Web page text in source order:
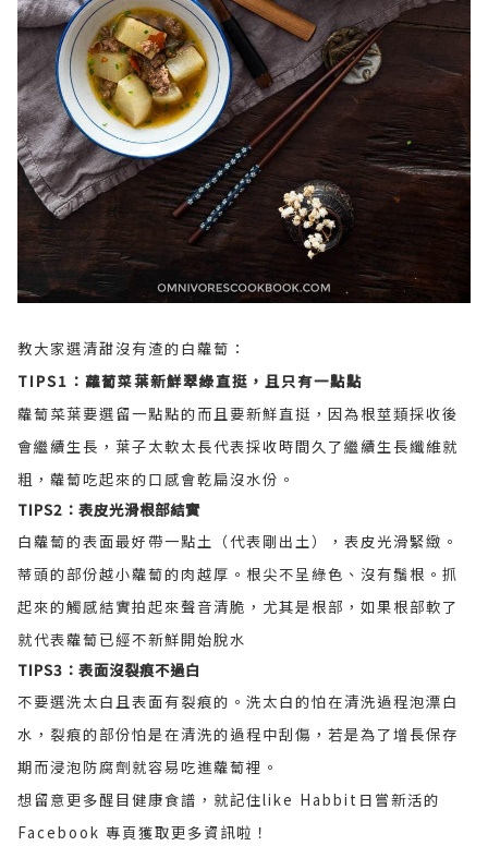
教大家選清甜沒有渣的白蘿蔔：
TIPS1：蘿蔔菜葉新鮮翠綠直挺，且只有一點點
蘿蔔菜葉要選留一點點的而且要新鮮直挺，因為根莖類採收後
會繼續生長，葉子太軟太長代表採收時間久了繼續生長纖維就
粗，蘿蔔吃起來的口感會乾扁沒水份。
TIPS2：表皮光滑根部結實
白蘿蔔的表面最好帶一點土（代表剛出土），表皮光滑緊緻。
蒂頭的部份越小蘿蔔的肉越厚。根尖不呈綠色、沒有鬚根。抓
起來的觸感結實拍起來聲音清脆，尤其是根部，如果根部軟了
就代表蘿蔔已經不新鮮開始脫水
TIPS3：表面沒裂痕不過白
不要選洗太白且表面有裂痕的。洗太白的怕在清洗過程泡漂白
水，裂痕的部份怕是在清洗的過程中刮傷，若是為了增長保存
期而浸泡防腐劑就容易吃進蘿蔔裡。
想留意更多醒目健康食譜，就記住like Habbit日嘗新活的
Facebook 專頁獲取更多資訊啦！